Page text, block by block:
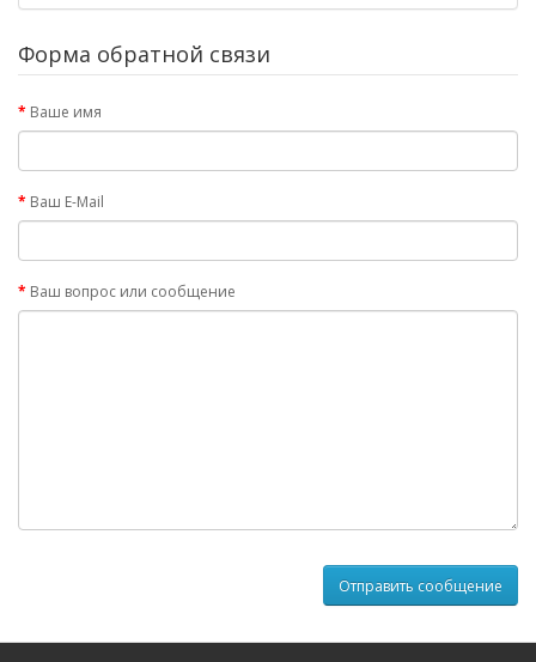
Форма обратной связи
Ваше имя
Ваш E-Mail
Ваш вопрос или сообщение